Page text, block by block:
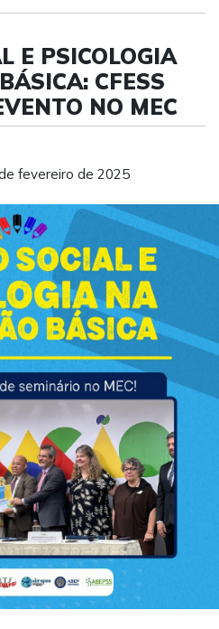
E PSICOLOGIA
CFESS
NO MEC
fevereiro de 2025